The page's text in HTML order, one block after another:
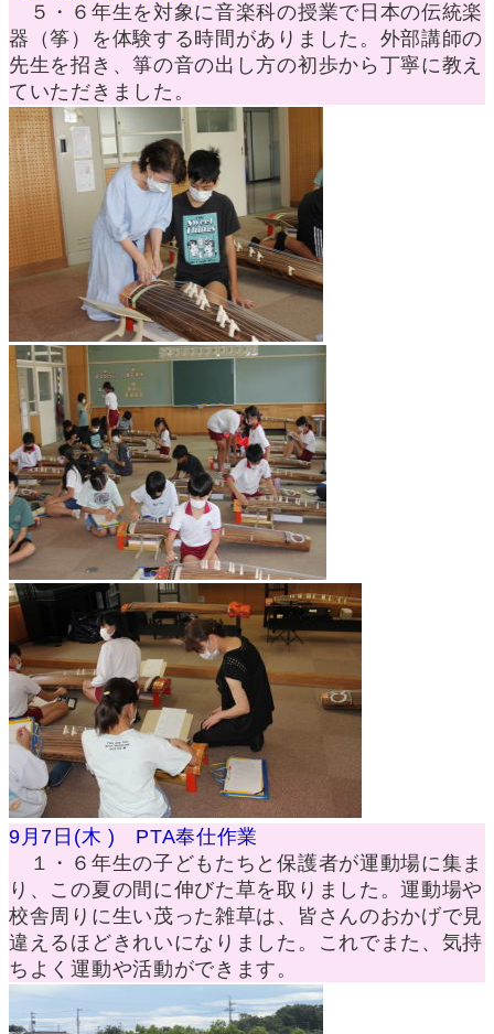
５・６年生を対象に音楽科の授業で日本の伝統楽
器（筝）を体験する時間がありました。外部講師の
先生を招き、箏の音の出し方の初歩から丁寧に教え
ていただきました。
9月7日(木 ) PTA奉仕作業
１・６年生の子どもたちと保護者が運動場に集ま
り、この夏の間に伸びた草を取りました。運動場や
校舎周りに生い茂った雑草は、皆さんのおかげで見
違えるほどきれいになりました。これでまた、気持
ちよく運動や活動ができます。